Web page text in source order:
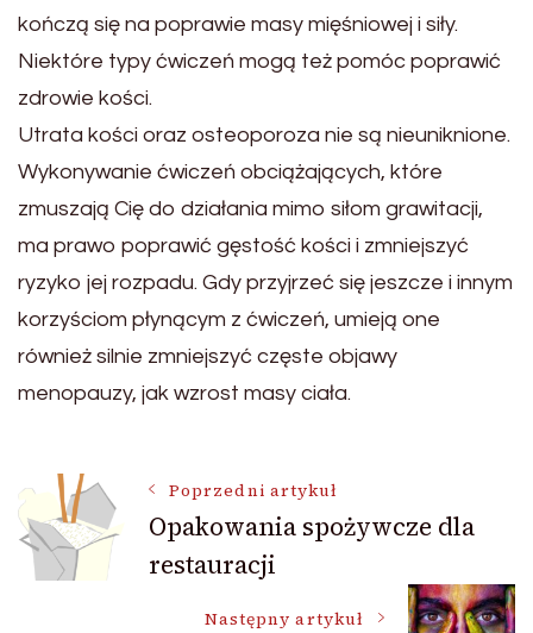
kończą się na poprawie masy mięśniowej i siły.
Niektóre typy ćwiczeń mogą też pomóc poprawić
zdrowie kości.
Utrata kości oraz osteoporoza nie są nieuniknione.
Wykonywanie ćwiczeń obciążających, które
zmuszają Cię do działania mimo siłom grawitacji,
ma prawo poprawić gęstość kości i zmniejszyć
ryzyko jej rozpadu. Gdy przyjrzeć się jeszcze i innym
korzyściom płynącym z ćwiczeń, umieją one
również silnie zmniejszyć częste objawy
menopauzy, jak wzrost masy ciała.
Nawigacja
wpisu
Poprzedni artykuł
Opakowania spożywcze dla
restauracji
Następny artykuł